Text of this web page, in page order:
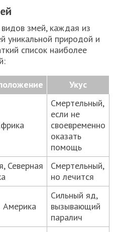
змей, каждая из
уникальной природой и
список наиболее
Укус
Смертельный,
если не
своевременно
оказать
помощь
Северная
Смертельный,
но лечится
Сильный яд,
вызывающий
паралич